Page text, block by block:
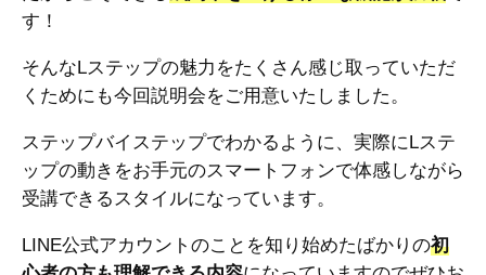
す！
そんなLステップの魅力をたくさん感じ取っていただ
くためにも今回説明会をご用意いたしました。
ステップバイステップでわかるように、実際にLステ
ップの動きをお手元のスマートフォンで体感しながら
受講できるスタイルになっています。
LINE公式アカウントのことを知り始めたばかりの初